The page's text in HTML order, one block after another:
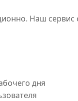
Наш сервис
дня